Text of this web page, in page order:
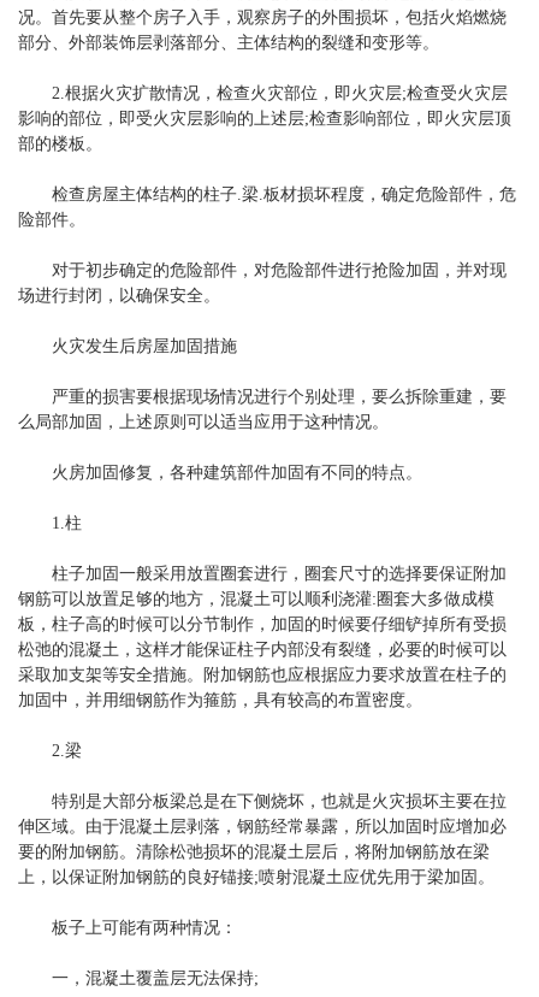
况。首先要从整个房子入手，观察房子的外围损坏，包括火焰燃烧
部分、外部装饰层剥落部分、主体结构的裂缝和变形等。
2.根据火灾扩散情况，检查火灾部位，即火灾层;检查受火灾层
影响的部位，即受火灾层影响的上述层;检查影响部位，即火灾层顶
部的楼板。
检查房屋主体结构的柱子.梁.板材损坏程度，确定危险部件，危
险部件。
对于初步确定的危险部件，对危险部件进行抢险加固，并对现
场进行封闭，以确保安全。
火灾发生后房屋加固措施
严重的损害要根据现场情况进行个别处理，要么拆除重建，要
么局部加固，上述原则可以适当应用于这种情况。
火房加固修复，各种建筑部件加固有不同的特点。
1.柱
柱子加固一般采用放置圈套进行，圈套尺寸的选择要保证附加
钢筋可以放置足够的地方，混凝土可以顺利浇灌:圈套大多做成模
板，柱子高的时候可以分节制作，加固的时候要仔细铲掉所有受损
松弛的混凝土，这样才能保证柱子内部没有裂缝，必要的时候可以
采取加支架等安全措施。附加钢筋也应根据应力要求放置在柱子的
加固中，并用细钢筋作为箍筋，具有较高的布置密度。
2.梁
特别是大部分板梁总是在下侧烧坏，也就是火灾损坏主要在拉
伸区域。由于混凝土层剥落，钢筋经常暴露，所以加固时应增加必
要的附加钢筋。清除松弛损坏的混凝土层后，将附加钢筋放在梁
上，以保证附加钢筋的良好锚接;喷射混凝土应优先用于梁加固。
板子上可能有两种情况：
一，混凝土覆盖层无法保持;